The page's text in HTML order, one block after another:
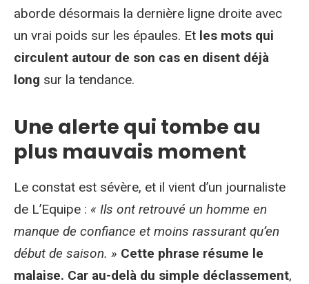
aborde désormais la dernière ligne droite avec
un vrai poids sur les épaules. Et les mots qui
circulent autour de son cas en disent déjà
long sur la tendance.
Une alerte qui tombe au
plus mauvais moment
Le constat est sévère, et il vient d’un journaliste
de L’Equipe : « Ils ont retrouvé un homme en
manque de confiance et moins rassurant qu’en
début de saison. » Cette phrase résume le
malaise. Car au-delà du simple déclassement,